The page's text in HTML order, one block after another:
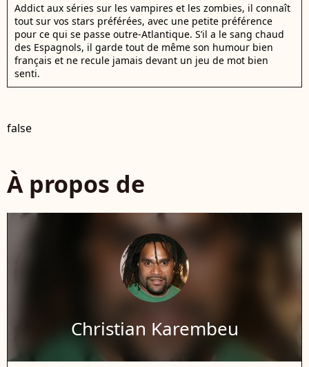
Addict aux séries sur les vampires et les zombies, il connaît
tout sur vos stars préférées, avec une petite préférence
pour ce qui se passe outre-Atlantique. S’il a le sang chaud
des Espagnols, il garde tout de même son humour bien
français et ne recule jamais devant un jeu de mot bien
senti.
false
À propos de
Christian Karembeu